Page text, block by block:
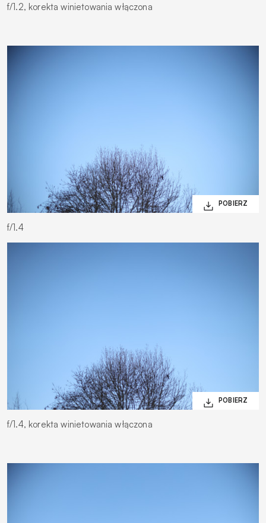
f/1.2, korekta winietowania włączona
f/1.4
f/1.4, korekta winietowania włączona